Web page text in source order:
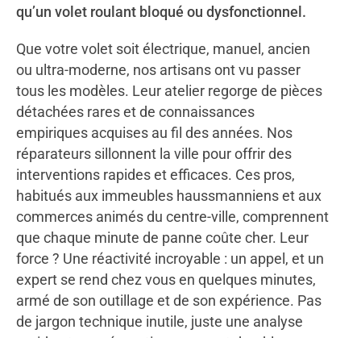
qu’un volet roulant bloqué ou dysfonctionnel.
Que votre volet soit électrique, manuel, ancien
ou ultra-moderne, nos artisans ont vu passer
tous les modèles. Leur atelier regorge de pièces
détachées rares et de connaissances
empiriques acquises au fil des années. Nos
réparateurs sillonnent la ville pour offrir des
interventions rapides et efficaces. Ces pros,
habitués aux immeubles haussmanniens et aux
commerces animés du centre-ville, comprennent
que chaque minute de panne coûte cher. Leur
force ? Une réactivité incroyable : un appel, et un
expert se rend chez vous en quelques minutes,
armé de son outillage et de son expérience. Pas
de jargon technique inutile, juste une analyse